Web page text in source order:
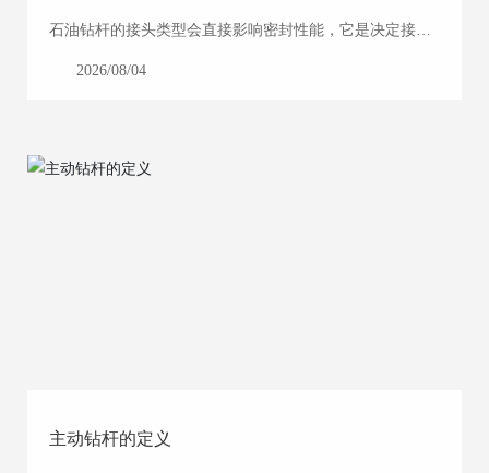
石油钻杆的接头类型‌会直接影响密封性能‌，它是决定接头
与井下安全。
2026/08/04
主动钻杆的定义